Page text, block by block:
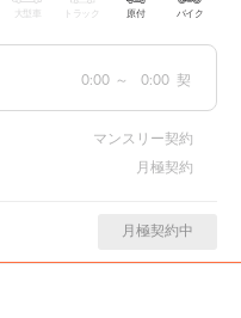
大型車 トラック 原付 バイク
0:00 ～ 0:00 契
マンスリー契約
月極契約
月極契約中